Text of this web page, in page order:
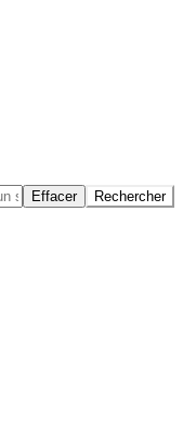
Effacer Rechercher